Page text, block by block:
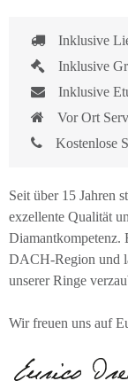
Inklusive
Inklusive
Inklusive
Vor Ort
Kostenlose
Seit über 15
exzellente Qualität
Diamantkompetenz.
DACH-Region und
unserer Ringe
Wir freuen uns auf